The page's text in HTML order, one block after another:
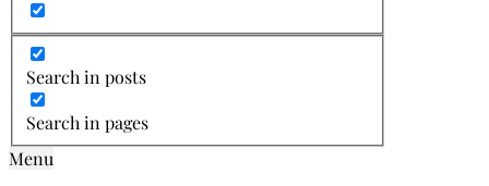
Search in posts
Search in pages
Menu